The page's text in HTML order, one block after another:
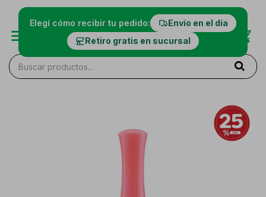
Elegí cómo recibir tu pedido:
Envío en el día
Retiro gratis en sucursal